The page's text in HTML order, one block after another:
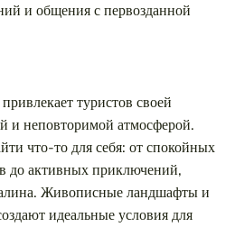
и общения с первозданной
туристов своей
и неповторимой атмосферой.
что-то для себя: от спокойных
до активных приключений,
Живописные ландшафты и
идеальные условия для